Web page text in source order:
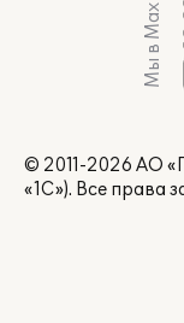
Мы в Max
© 2011-2026 АО
«1С»). Все права